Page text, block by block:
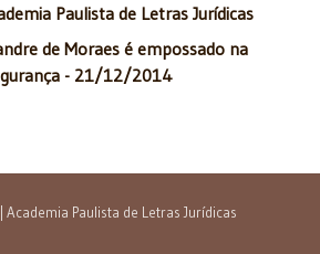
Paulista de Letras Jurídicas
de Moraes é empossado na
- 21/12/2014
Paulista de Letras Jurídicas